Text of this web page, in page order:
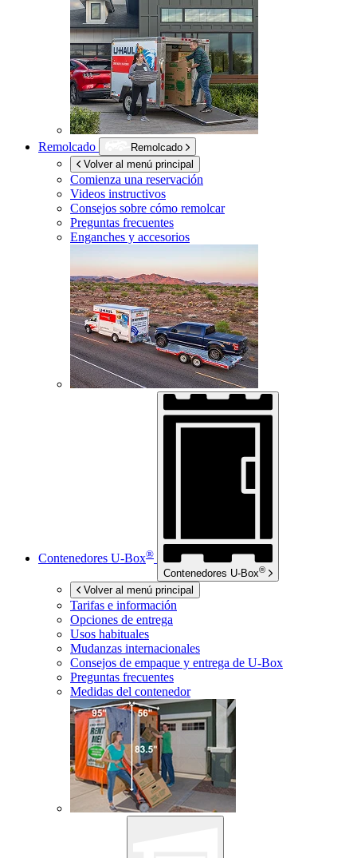
Remolcado
Remolcado
Volver al menú principal
Comienza una reservación
Videos instructivos
Consejos sobre cómo remolcar
Preguntas frecuentes
Enganches y accesorios
Contenedores U-Box®
Contenedores U-Box®
Volver al menú principal
Tarifas e información
Opciones de entrega
Usos habituales
Mudanzas internacionales
Consejos de empaque y entrega de U-Box
Preguntas frecuentes
Medidas del contenedor